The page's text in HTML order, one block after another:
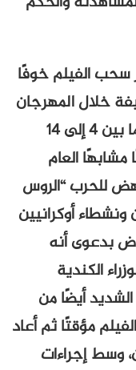
سحب الفيلم خوفًا
خلال المهرجان
هذا العام، المقرر عقده في الفترة ما بين 4 إلى 14
العام
للحرب “الروس
أوكرانيين
بدعوى أنه
الكندية
أيضًا من
مؤقتًا ثم أعاد
وسط إجراءات